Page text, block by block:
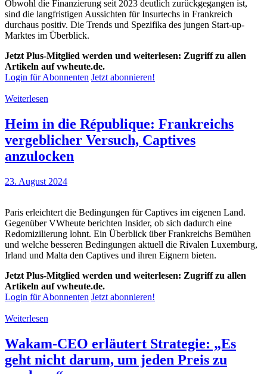
Obwohl die Finanzierung seit 2023 deutlich zurückgegangen ist,
sind die langfristigen Aussichten für Insurtechs in Frankreich
durchaus positiv. Die Trends und Spezifika des jungen Start-up-
Marktes im Überblick.
Jetzt Plus-Mitglied werden und weiterlesen: Zugriff zu allen
Artikeln auf vwheute.de.
Login für Abonnenten Jetzt abonnieren!
Weiterlesen
Heim in die République: Frankreichs
vergeblicher Versuch, Captives
anzulocken
23. August 2024
Paris erleichtert die Bedingungen für Captives im eigenen Land.
Gegenüber VWheute berichten Insider, ob sich dadurch eine
Redomizilierung lohnt. Ein Überblick über Frankreichs Bemühen
und welche besseren Bedingungen aktuell die Rivalen Luxemburg,
Irland und Malta den Captives und ihren Eignern bieten.
Jetzt Plus-Mitglied werden und weiterlesen: Zugriff zu allen
Artikeln auf vwheute.de.
Login für Abonnenten Jetzt abonnieren!
Weiterlesen
Wakam-CEO erläutert Strategie: „Es
geht nicht darum, um jeden Preis zu